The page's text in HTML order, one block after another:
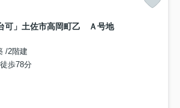
可」土佐市高岡町乙 Ａ号地
/2階建
歩78分